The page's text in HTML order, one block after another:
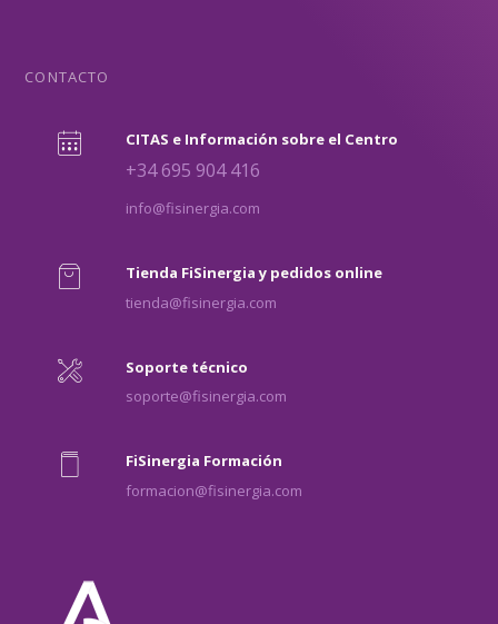
CONTACTO
CITAS e Información sobre el Centro
+34 695 904 416
info@fisinergia.com
Tienda FiSinergia y pedidos online
tienda@fisinergia.com
Soporte técnico
soporte@fisinergia.com
FiSinergia Formación
formacion@fisinergia.com